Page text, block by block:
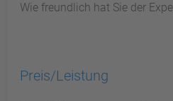
Wie freundlich hat Sie der
Preis/Leistung